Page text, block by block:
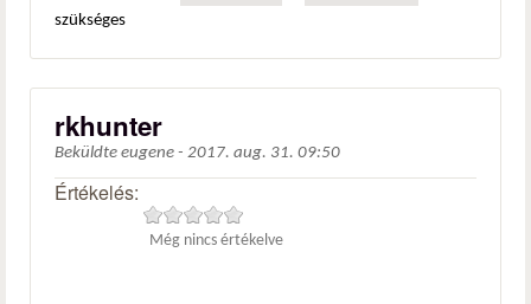
szükséges
rkhunter
Beküldte eugene - 2017. aug. 31. 09:50
Értékelés:
Még nincs értékelve